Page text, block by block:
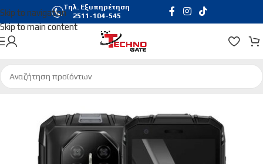
Skip to navigation
Skip to main content
Τηλ. Εξυπηρέτηση
2511-104-545
Αρχική σελίδα/Τηλεφωνία & Tablets/Smartphones